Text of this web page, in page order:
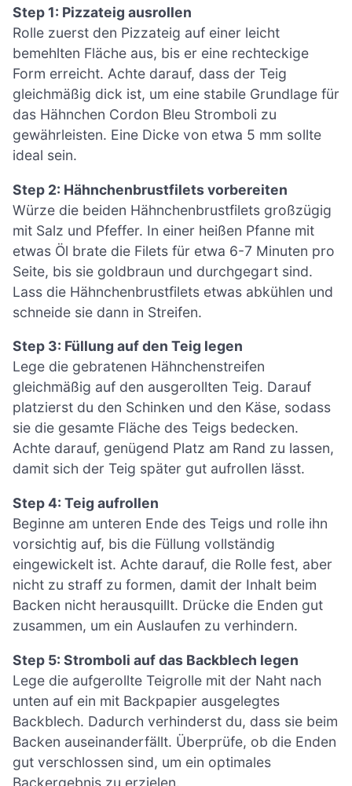
Step 1: Pizzateig ausrollen
Rolle zuerst den Pizzateig auf einer leicht
bemehlten Fläche aus, bis er eine rechteckige
Form erreicht. Achte darauf, dass der Teig
gleichmäßig dick ist, um eine stabile Grundlage für
das Hähnchen Cordon Bleu Stromboli zu
gewährleisten. Eine Dicke von etwa 5 mm sollte
ideal sein.
Step 2: Hähnchenbrustfilets vorbereiten
Würze die beiden Hähnchenbrustfilets großzügig
mit Salz und Pfeffer. In einer heißen Pfanne mit
etwas Öl brate die Filets für etwa 6-7 Minuten pro
Seite, bis sie goldbraun und durchgegart sind.
Lass die Hähnchenbrustfilets etwas abkühlen und
schneide sie dann in Streifen.
Step 3: Füllung auf den Teig legen
Lege die gebratenen Hähnchenstreifen
gleichmäßig auf den ausgerollten Teig. Darauf
platzierst du den Schinken und den Käse, sodass
sie die gesamte Fläche des Teigs bedecken.
Achte darauf, genügend Platz am Rand zu lassen,
damit sich der Teig später gut aufrollen lässt.
Step 4: Teig aufrollen
Beginne am unteren Ende des Teigs und rolle ihn
vorsichtig auf, bis die Füllung vollständig
eingewickelt ist. Achte darauf, die Rolle fest, aber
nicht zu straff zu formen, damit der Inhalt beim
Backen nicht herausquillt. Drücke die Enden gut
zusammen, um ein Auslaufen zu verhindern.
Step 5: Stromboli auf das Backblech legen
Lege die aufgerollte Teigrolle mit der Naht nach
unten auf ein mit Backpapier ausgelegtes
Backblech. Dadurch verhinderst du, dass sie beim
Backen auseinanderfällt. Überprüfe, ob die Enden
gut verschlossen sind, um ein optimales
Backergebnis zu erzielen.